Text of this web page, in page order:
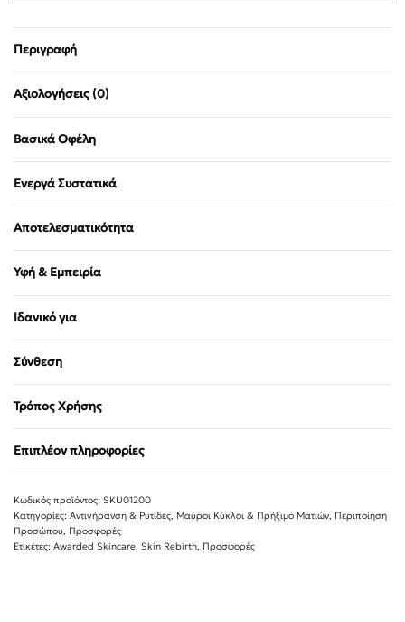
Περιγραφή
Αξιολογήσεις (0)
Βασικά Οφέλη
Ενεργά Συστατικά
Αποτελεσματικότητα
Υφή & Εμπειρία
Ιδανικό για
Σύνθεση
Τρόπος Χρήσης
Επιπλέον πληροφορίες
SKU01200
Κατηγορίες: Αντιγήρανση & Ρυτίδες Μαύροι Κύκλοι & Πρήξιμο Ματιών Περιποίηση
Προσώπου
Προσφορές
Ετικέτες: Awarded Skincare Skin Rebirth Προσφορές